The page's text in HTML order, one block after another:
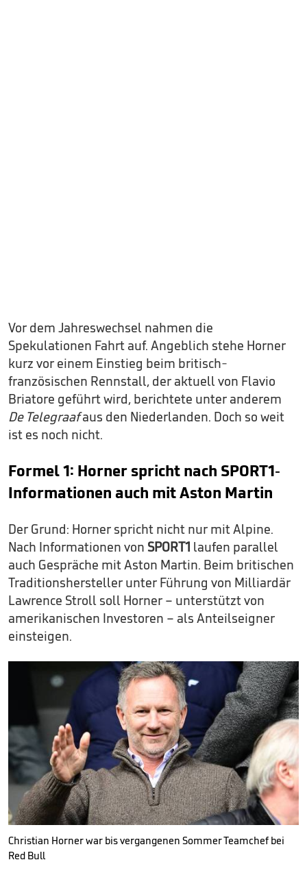
Vor dem Jahreswechsel nahmen die
Spekulationen Fahrt auf. Angeblich stehe Horner
kurz vor einem Einstieg beim britisch-
französischen Rennstall, der aktuell von Flavio
Briatore geführt wird, berichtete unter anderem
De Telegraafaus den Niederlanden. Doch so weit
ist es noch nicht.
Formel 1: Horner spricht nach SPORT1-
Informationen auch mit Aston Martin
Der Grund: Horner spricht nicht nur mit Alpine.
Nach Informationen von SPORT1 laufen parallel
auch Gespräche mit Aston Martin. Beim britischen
Traditionshersteller unter Führung von Milliardär
Lawrence Stroll soll Horner – unterstützt von
amerikanischen Investoren – als Anteilseigner
einsteigen.
Christian Horner war bis vergangenen Sommer Teamchef bei
Red Bull